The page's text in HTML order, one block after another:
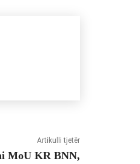
Artikulli tjetër
MoU KR BNN,